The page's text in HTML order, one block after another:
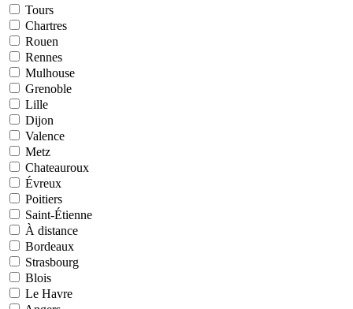
Tours
Chartres
Rouen
Rennes
Mulhouse
Grenoble
Lille
Dijon
Valence
Metz
Chateauroux
Évreux
Poitiers
Saint-Étienne
À distance
Bordeaux
Strasbourg
Blois
Le Havre